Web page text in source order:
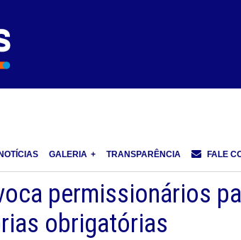
NOTÍCIAS GALERIA TRANSPARÊNCIA FALE
permissionários
obrigatórias